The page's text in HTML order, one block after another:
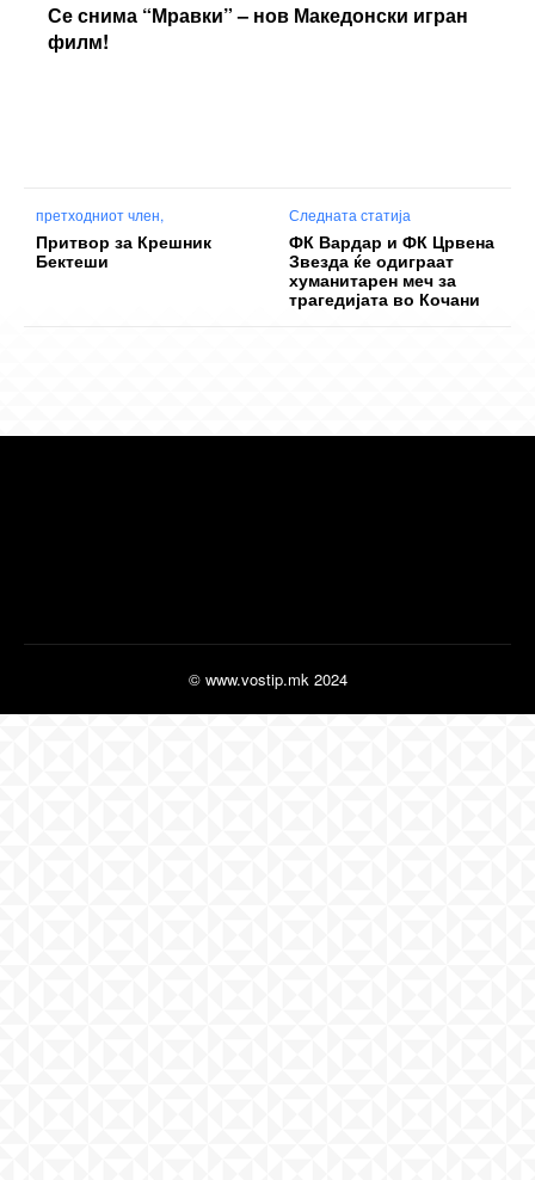
Се снима “Мравки” – нов Македонски игран
филм!
претходниот член,
Притвор за Крешник
Бектеши
Следната статија
ФК Вардар и ФК Црвена
Звезда ќе одиграат
хуманитарен меч за
трагедијата во Кочани
© www.vostip.mk 2024